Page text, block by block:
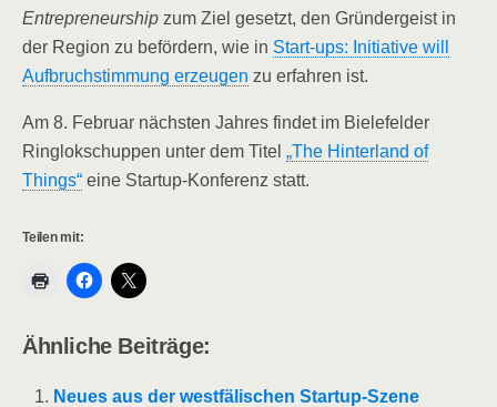
Entrepreneurship zum Ziel gesetzt, den Gründergeist in
der Region zu befördern, wie in Start-ups: Initiative will
Aufbruchstimmung erzeugen zu erfahren ist.
Am 8. Februar nächsten Jahres findet im Bielefelder
Ringlokschuppen unter dem Titel „The Hinterland of
Things“ eine Startup-Konferenz statt.
Teilen mit:
Ähnliche Beiträge:
Neues aus der westfälischen Startup-Szene